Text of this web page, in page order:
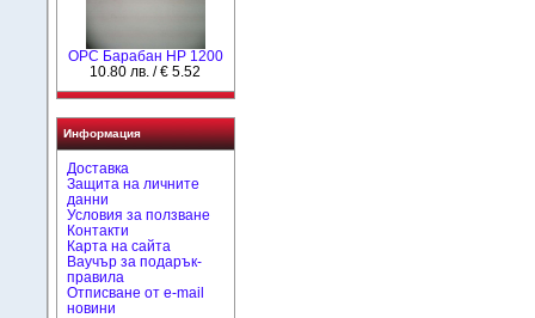
OPC Барабан HP 1200
10.80 лв. / € 5.52
Информация
Доставка
Защита на личните
данни
Условия за ползване
Контакти
Карта на сайта
Ваучър за подарък-
правила
Отписване от e-mail
новини